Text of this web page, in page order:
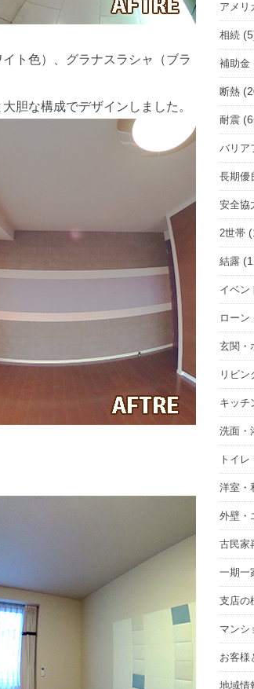
ト色）、グラナスラシャ（ブラ
胆な構成でデザインしました。
アメリ
相続
補助金
断熱
耐震
バリア
長期優
安全協
2世帯
結露
イベン
ローン
玄関・
リビ
キッチ
洗面・
トイレ
洋室・
外壁・
古民家
一期一
支店の
マンシ
お客様
地域情